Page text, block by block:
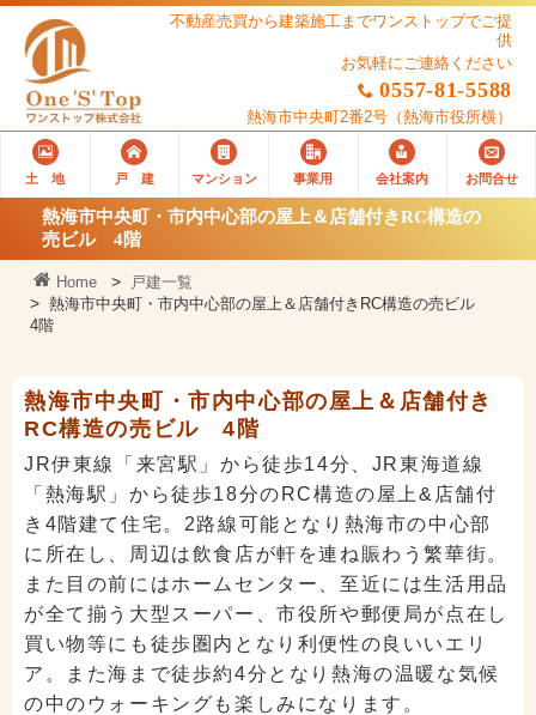
不動産売買から建築施工までワンストップでご提
供
お気軽にご連絡ください
0557-81-5588
熱海市中央町2番2号 （熱海市役所横）
土 地 戸 建 マンション 事業用 会社案内 お問合せ
熱海市中央町・市内中心部の屋上＆店舗付きRC構造の
売ビル 4階
Home
戸建一覧
熱海市中央町・市内中心部の屋上＆店舗付きRC構造の売ビル
4階
熱海市中央町・市内中心部の屋上＆店舗付き
RC構造の売ビル 4階
JR伊東線「来宮駅」から徒歩14分、JR東海道線
「熱海駅」から徒歩18分のRC構造の屋上&店舗付
き4階建て住宅。2路線可能となり熱海市の中心部
に所在し、周辺は飲食店が軒を連ね賑わう繁華街。
また目の前にはホームセンター、至近には生活用品
が全て揃う大型スーパー、市役所や郵便局が点在し
買い物等にも徒歩圏内となり利便性の良いいエリ
ア。また海まで徒歩約4分となり熱海の温暖な気候
の中のウォーキングも楽しみになります。